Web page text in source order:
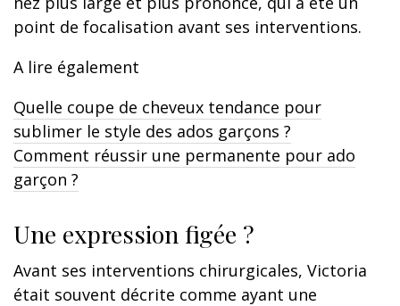
point de focalisation avant ses interventions.
A lire également
Quelle coupe de cheveux tendance pour
sublimer le style des ados garçons ?
Comment réussir une permanente pour ado
garçon ?
Une expression figée ?
Avant ses interventions chirurgicales, Victoria
était souvent décrite comme ayant une